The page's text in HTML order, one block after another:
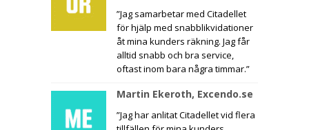
”Jag samarbetar med Citadellet
för hjälp med snabblikvidationer
åt mina kunders räkning. Jag får
alltid snabb och bra service,
oftast inom bara några timmar.”
Martin Ekeroth, Excendo.se
”Jag har anlitat Citadellet vid flera